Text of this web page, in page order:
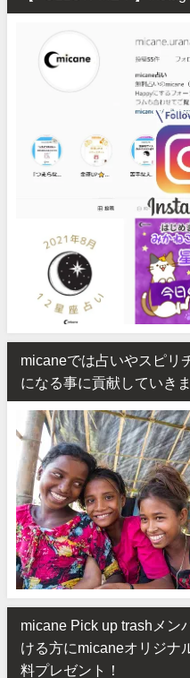
micaneでは占いやスピリ
になる事に貢献していき
micane Pick up trashメン
ける方にmicaneオリジナ
料プレゼント！